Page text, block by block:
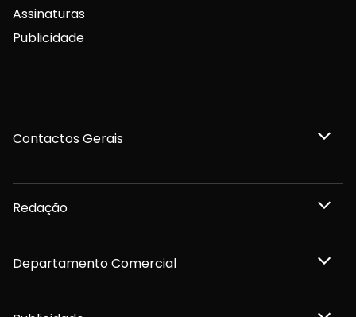
Assinaturas
Publicidade
Contactos Gerais
Redação
Departamento Comercial